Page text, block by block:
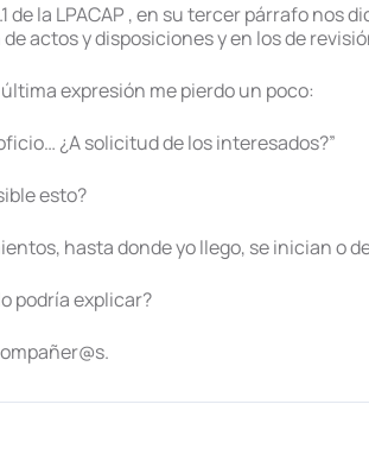
de la LPACAP , en su tercer párrafo
actos y disposiciones y en los de
expresión me pierdo un poco:
¿A solicitud de los interesados?”
esto?
hasta donde yo llego, se inician o
podría explicar?